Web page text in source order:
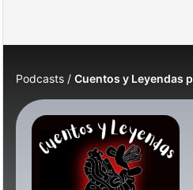
Podcasts Cuentos y Leyendas